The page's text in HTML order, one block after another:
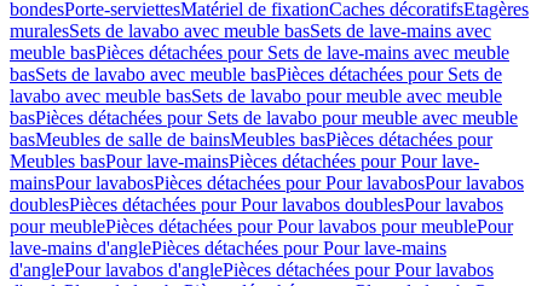
bondesPorte-serviettesMatériel de fixationCaches décoratifsEtagères
muralesSets de lavabo avec meuble basSets de lave-mains avec
meuble basPièces détachées pour Sets de lave-mains avec meuble
basSets de lavabo avec meuble basPièces détachées pour Sets de
lavabo avec meuble basSets de lavabo pour meuble avec meuble
basPièces détachées pour Sets de lavabo pour meuble avec meuble
basMeubles de salle de bainsMeubles basPièces détachées pour
Meubles basPour lave-mainsPièces détachées pour Pour lave-
mainsPour lavabosPièces détachées pour Pour lavabosPour lavabos
doublesPièces détachées pour Pour lavabos doublesPour lavabos
pour meublePièces détachées pour Pour lavabos pour meublePour
lave-mains d'anglePièces détachées pour Pour lave-mains
d'anglePour lavabos d'anglePièces détachées pour Pour lavabos